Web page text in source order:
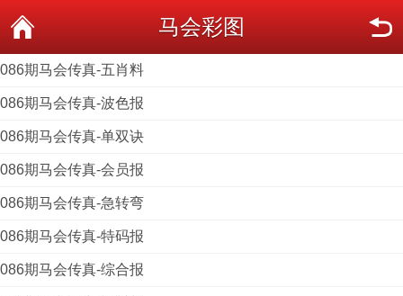
马会彩图
086期马会传真-五肖料
086期马会传真-波色报
086期马会传真-单双诀
086期马会传真-会员报
086期马会传真-急转弯
086期马会传真-特码报
086期马会传真-综合报